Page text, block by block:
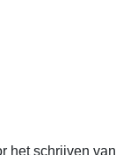
het schrijven